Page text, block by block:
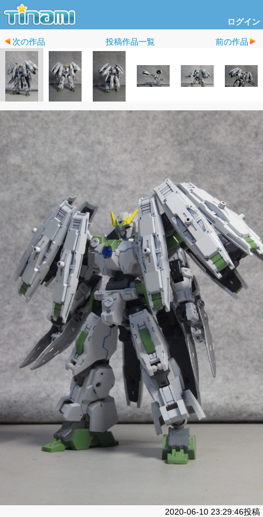
ログイン
次の作品 投稿作品一覧 前の作品
2020-06-10 23:29:46投稿